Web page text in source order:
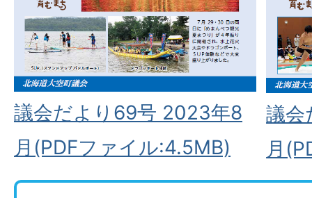
議会だより69号 2023年8
月(PDFファイル:4.5MB)
議会
月